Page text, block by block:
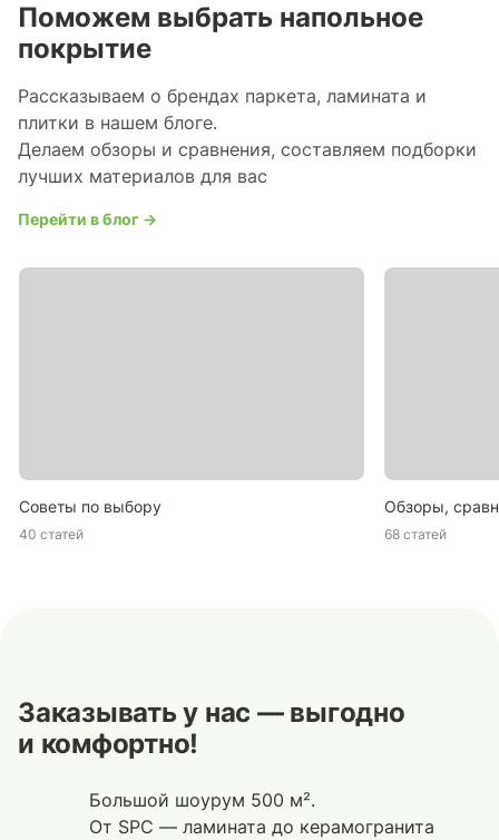
Поможем выбрать напольное
покрытие
Рассказываем о брендах паркета, ламината и
плитки в нашем блоге.
Делаем обзоры и сравнения, составляем подборки
лучших материалов для вас
Перейти в блог →
Советы по выбору
40 статей
Обзоры,
68 статей
Заказывать у нас — выгодно
и комфортно!
Большой шоурум 500 м².
От SPC — ламината до керамогранита